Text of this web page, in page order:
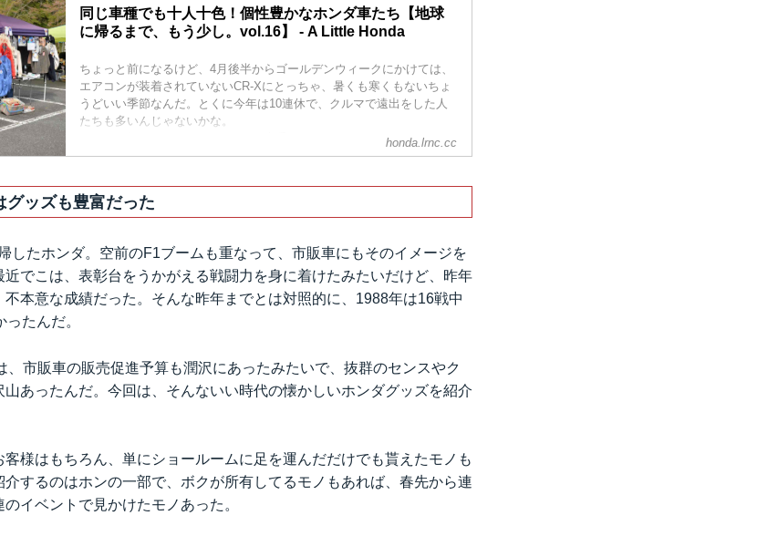
同じ車種でも十人十色！個性豊かなホンダ車たち【地球
に帰るまで、もう少し。vol.16】 - A Little Honda
ちょっと前になるけど、4月後半からゴールデンウィークにかけては、
エアコンが装着されていないCR-Xにとっちゃ、暑くも寒くもないちょ
うどいい季節なんだ。とくに今年は10連休で、クルマで遠出をした人
たちも多いんじゃないかな。
ボクも例年、こどもの日の5日には岩手までイベントに行ってたりする
んだ。このゴールデンウィーク期間、昼間の高速道路は渋滞してたり
ルートは、連休のお陰で、物流の大型トラックも少ない国道4号線をチ
ョイス。学生時代にホン...
honda.lrnc.cc
グッズも豊富だった
したホンダ。空前のF1ブームも重なって、市販車にもそのイメージを
でこは、表彰台をうかがえる戦闘力を身に着けたみたいだけど、昨年
不本意な成績だった。そんな昨年までとは対照的に、1988年は16戦中
たんだ。
、市販車の販売促進予算も潤沢にあったみたいで、抜群のセンスやク
あったんだ。今回は、そんないい時代の懐かしいホンダグッズを紹介
様はもちろん、単にショールームに足を運んだだけでも貰えたモノも
するのはホンの一部で、ボクが所有してるモノもあれば、春先から連
イベントで見かけたモノあった。